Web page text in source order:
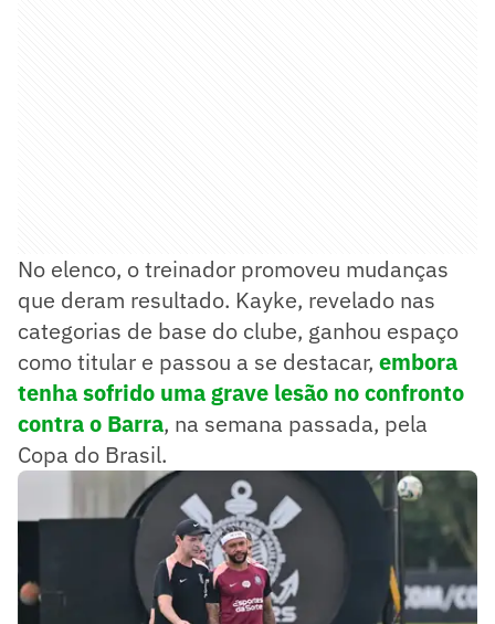
No elenco, o treinador promoveu mudanças
que deram resultado. Kayke, revelado nas
categorias de base do clube, ganhou espaço
como titular e passou a se destacar, embora
tenha sofrido uma grave lesão no confronto
contra o Barra, na semana passada, pela
Copa do Brasil.